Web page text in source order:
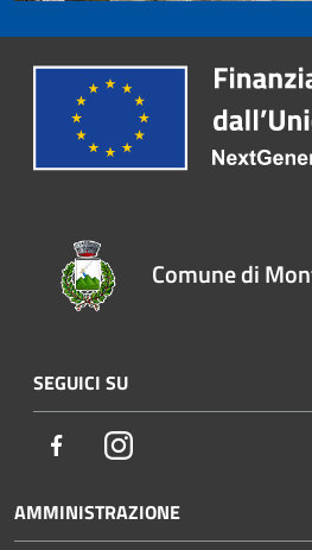
Comune di
SEGUICI SU
FacebookInstagram
AMMINISTRAZIONE